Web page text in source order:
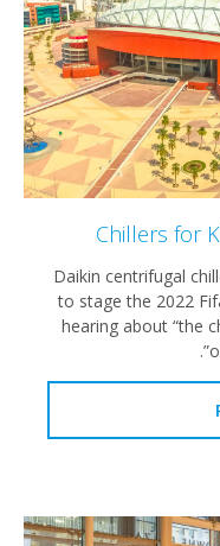
Chillers
Daikin
to stage the
hearing about